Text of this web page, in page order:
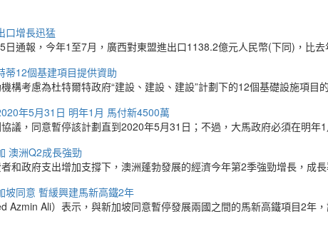
口增長迅猛
通報，今年1至7月，廣西對東盟進出口1138.2億元人民幣(下同)，比
蒂12個基建項目提供資助
構考慮為杜特爾特政府“建設、建設、建設”計劃下的12個基礎設施項目
年5月31日 明年1月 馬付新4500萬
議，同意暫停該計劃直到2020年5月31日；不過，大馬政府必須在明
澳洲Q2成長強勁
和政府支出增加支撐下，澳洲蓬勃發展的經濟今年第2季強勁增長，成長
坡同意 暫緩興建馬新高鐵2年
Azmin Ali）表示，與新加坡同意暫停發展兩國之間的馬新高鐵項目2年